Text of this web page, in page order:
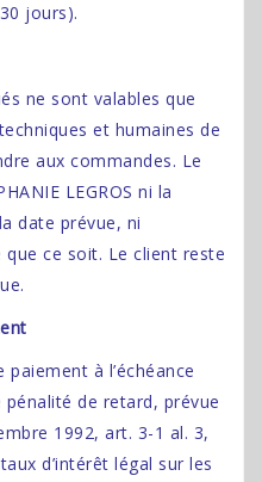
jours).
ne sont valables que
et humaines de
aux commandes. Le
LEGROS ni la
date prévue, ni
ce soit. Le client reste
à l’échéance
pénalité de retard, prévue
1992, art. 3-1 al. 3,
d’intérêt légal sur les